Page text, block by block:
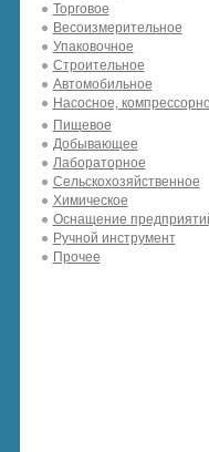
Торговое
Весоизмерительное
Упаковочное
Строительное
Автомобильное
Насосное,
Пищевое
Добывающее
Лабораторное
Сельскохозяйственное
Химическое
Оснащение
Ручной инструмент
Прочее